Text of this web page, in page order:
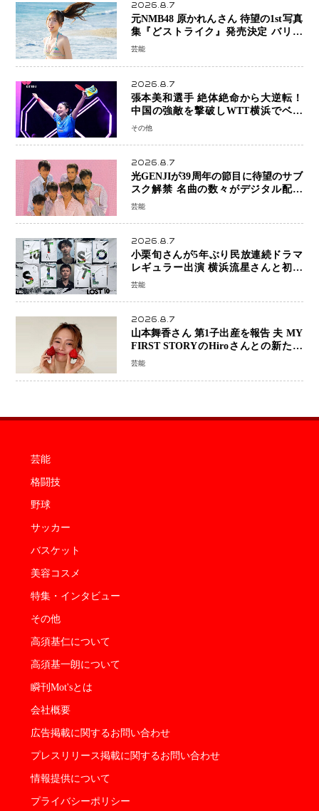
2026.8.7
元NMB48 原かれんさん 待望の1st写真
集『どストライク』発売決定 バリで
魅せる25歳の新境地
芸能
2026.8.7
張本美和選手 絶体絶命から大逆転！
中国の強敵を撃破しWTT横浜でベス
ト8進出
その他
2026.8.7
光GENJIが39周年の節目に待望のサブ
スク解禁 名曲の数々がデジタル配信
へ 40周年へ向け1年間で全作品を順次
芸能
2026.8.7
小栗旬さんが5年ぶり民放連続ドラマ
レギュラー出演 横浜流星さんと初共
演『LOST10』で異色バディ結成
芸能
2026.8.7
山本舞香さん 第1子出産を報告 夫 MY
FIRST STORYのHiroさんとの新たな
家族生活「母子ともに健康」
芸能
芸能
格闘技
野球
サッカー
バスケット
美容コスメ
特集・インタビュー
その他
高須基仁について
高須基一朗について
瞬刊Mot'sとは
会社概要
広告掲載に関するお問い合わせ
プレスリリース掲載に関するお問い合わせ
情報提供について
プライバシーポリシー